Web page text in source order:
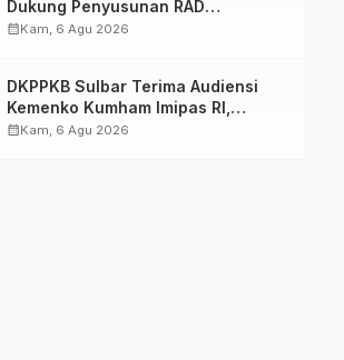
Dukung Penyusunan RAD
TPB/SDGs Sulawesi Barat
calendar_monthKam, 6 Agu 2026
DKPPKB Sulbar Terima Audiensi
Kemenko Kumham Imipas RI,
Perkuat Pelayanan Kesehatan bagi
calendar_monthKam, 6 Agu 2026